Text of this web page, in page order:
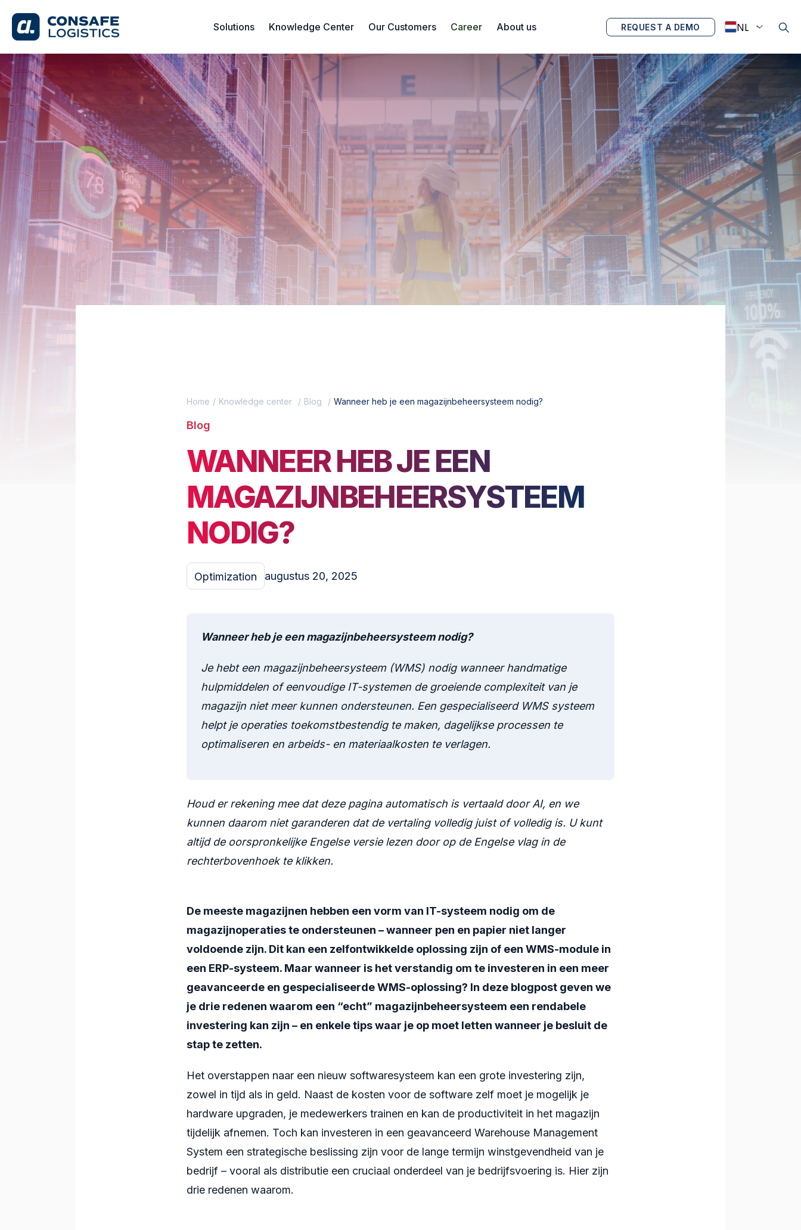
Solutions Knowledge Center Our Customers Career About us REQUEST A DEMO
Home Knowledge center Blog Wanneer heb je een magazijnbeheersysteem nodig?
Blog
WANNEER HEB JE EEN
MAGAZIJNBEHEERSYSTEEM
NODIG?
Optimization augustus 20, 2025
Wanneer heb je een magazijnbeheersysteem nodig?
Je hebt een magazijnbeheersysteem (WMS) nodig wanneer handmatige
hulpmiddelen of eenvoudige IT-systemen de groeiende complexiteit van je
magazijn niet meer kunnen ondersteunen. Een gespecialiseerd WMS systeem
helpt je operaties toekomstbestendig te maken, dagelijkse processen te
optimaliseren en arbeids- en materiaalkosten te verlagen.
Houd er rekening mee dat deze pagina automatisch is vertaald door AI, en we
kunnen daarom niet garanderen dat de vertaling volledig juist of volledig is. U kunt
altijd de oorspronkelijke Engelse versie lezen door op de Engelse vlag in de
rechterbovenhoek te klikken.
De meeste magazijnen hebben een vorm van IT-systeem nodig om de
magazijnoperaties te ondersteunen – wanneer pen en papier niet langer
voldoende zijn. Dit kan een zelfontwikkelde oplossing zijn of een WMS-module in
een ERP-systeem. Maar wanneer is het verstandig om te investeren in een meer
geavanceerde en gespecialiseerde WMS-oplossing? In deze blogpost geven we
je drie redenen waarom een “echt” magazijnbeheersysteem een rendabele
investering kan zijn – en enkele tips waar je op moet letten wanneer je besluit de
stap te zetten.
Het overstappen naar een nieuw softwaresysteem kan een grote investering zijn,
zowel in tijd als in geld. Naast de kosten voor de software zelf moet je mogelijk je
hardware upgraden, je medewerkers trainen en kan de productiviteit in het magazijn
tijdelijk afnemen. Toch kan investeren in een geavanceerd Warehouse Management
System een strategische beslissing zijn voor de lange termijn winstgevendheid van je
bedrijf – vooral als distributie een cruciaal onderdeel van je bedrijfsvoering is. Hier zijn
drie redenen waarom.